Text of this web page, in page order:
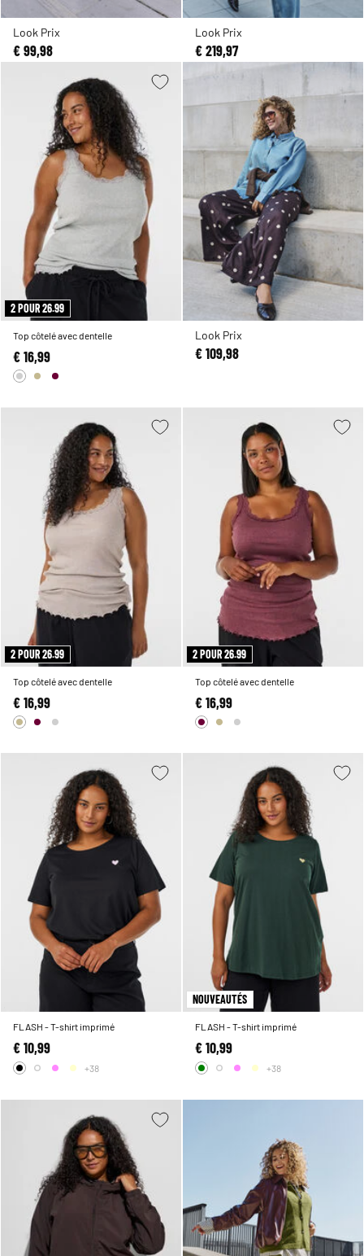
Look Prix
€ 99,98
Look Prix
€ 219,97
2 POUR 26.99
Top côtelé avec dentelle
€ 16,99
Look Prix
€ 109,98
2 POUR 26.99
Top côtelé avec dentelle
€ 16,99
2 POUR 26.99
Top côtelé avec dentelle
€ 16,99
FLASH - T-shirt imprimé
€ 10,99
+38
NOUVEAUTÉS
FLASH - T-shirt imprimé
€ 10,99
+38